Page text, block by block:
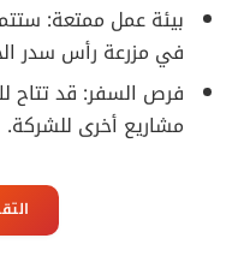
بيئة عمل ممتعة:
في مزرعة رأس سدر
فرص السفر: قد
مشاريع أخرى للشركة.